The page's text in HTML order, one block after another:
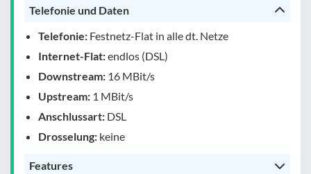
Telefonie und Daten
Telefonie: Festnetz-Flat in alle dt. Netze
Internet-Flat:endlos (DSL)
Downstream: 16 MBit/s
Upstream: 1 MBit/s
Anschlussart: DSL
Drosselung: keine
Features